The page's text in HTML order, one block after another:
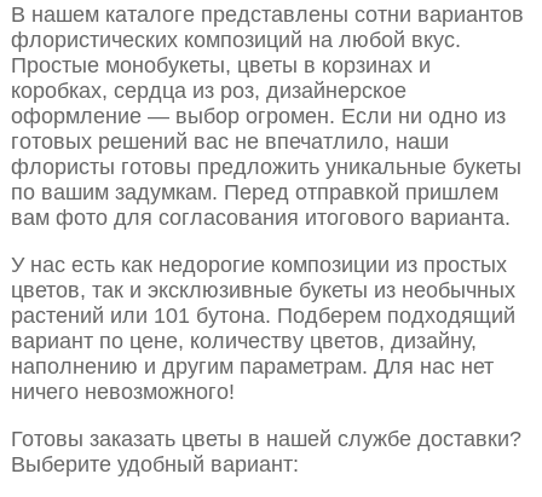
В нашем каталоге представлены сотни вариантов
флористических композиций на любой вкус.
Простые монобукеты, цветы в корзинах и
коробках, сердца из роз, дизайнерское
оформление — выбор огромен. Если ни одно из
готовых решений вас не впечатлило, наши
флористы готовы предложить уникальные букеты
по вашим задумкам. Перед отправкой пришлем
вам фото для согласования итогового варианта.
У нас есть как недорогие композиции из простых
цветов, так и эксклюзивные букеты из необычных
растений или 101 бутона. Подберем подходящий
вариант по цене, количеству цветов, дизайну,
наполнению и другим параметрам. Для нас нет
ничего невозможного!
Готовы заказать цветы в нашей службе доставки?
Выберите удобный вариант: